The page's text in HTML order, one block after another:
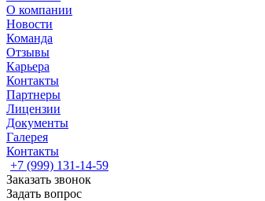
О компании
Новости
Команда
Отзывы
Карьера
Контакты
Партнеры
Лицензии
Документы
Галерея
Контакты
+7 (999) 131-14-59
Заказать звонок
Задать вопрос